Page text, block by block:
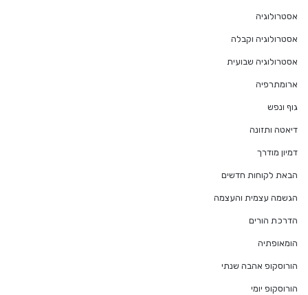
אסטרולוגיה
אסטרולוגיה וקבלה
אסטרולוגיה שבועית
ארומתרפיה
גוף ונפש
דיאטה ותזונה
דמיון מודרך
הבאת לקוחות חדשים
הגשמה עצמית והעצמה
הדרכת הורים
הומאופתיה
הורוסקופ אהבה שנתי
הורוסקופ יומי